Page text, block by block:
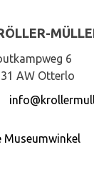
6
AW Otterlo
Museumwinkel